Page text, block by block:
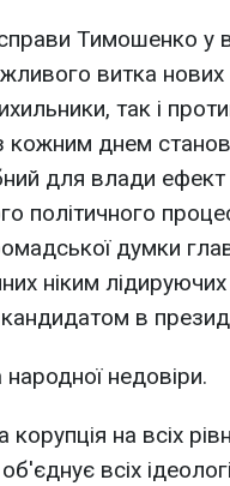
Тимошенко у
витка нових
так і
кожним днем
для влади
політичного
думки
ніким
в
недовіри.
на всіх
об'єднує всіх